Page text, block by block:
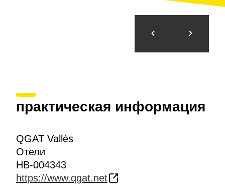
практическая информация
QGAT Vallès
Отели
HB-004343
https://www.qgat.net